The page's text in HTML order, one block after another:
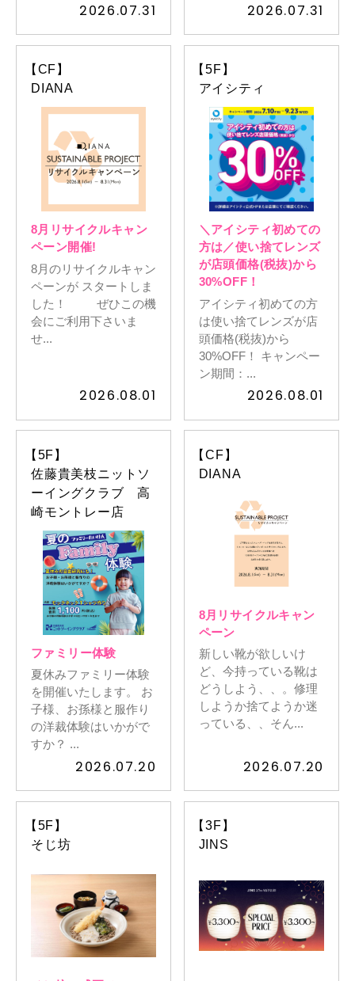
2026.07.31 2026.07.31
【CF】
DIANA
8月リサイクルキャン
ペーン開催!
8月のリサイクルキャン
ペーンが スタートしま
した！ ぜひこの機
会にご利用下さいま
せ...
2026.08.01
【5F】
アイシティ
＼アイシティ初めての
方は／使い捨てレンズ
が店頭価格(税抜)から
30%OFF！
アイシティ初めての方
は使い捨てレンズが店
頭価格(税抜)から
30%OFF！ キャンペー
ン期間：...
2026.08.01
【5F】
佐藤貴美枝ニットソ
ーイングクラブ 高
崎モントレー店
ファミリー体験
夏休みファミリー体験
を開催いたします。 お
子様、お孫様と服作り
の洋裁体験はいかがで
すか？ ...
2026.07.20
【CF】
DIANA
8月リサイクルキャン
ペーン
新しい靴が欲しいけ
ど、今持っている靴は
どうしよう、、。修理
しようか捨てようか迷
っている、、そん...
2026.07.20
【5F】
そじ坊
【3F】
JINS